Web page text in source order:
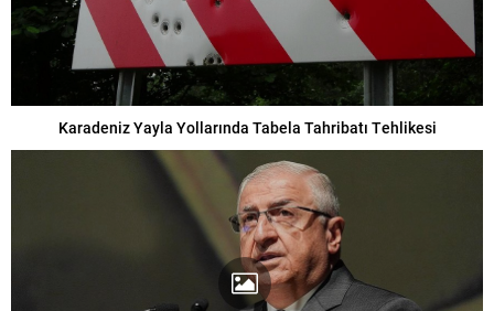
Karadeniz Yayla Yollarında Tabela Tahribatı Tehlikesi